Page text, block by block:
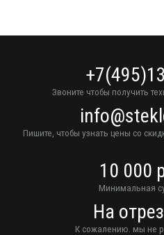
Звоните чтобы получить
Пишите, чтобы узнать цены со
10 000
Минимальная
На
К сожалению. мы не